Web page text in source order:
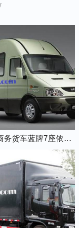
镇康县商务货车蓝牌7座依维柯全顺车